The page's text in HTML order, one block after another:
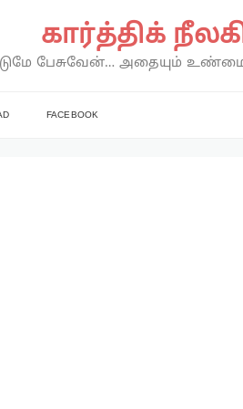
கார்த்திக்
பேசுவேன்… அதையும்
FACEBOOK